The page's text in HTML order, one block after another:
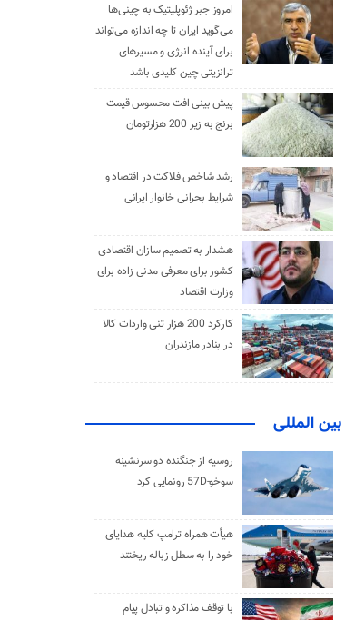
امروز جبر ژئوپلیتیک به چینی‌ها
می‌گوید ایران تا چه اندازه می‌تواند
برای آینده انرژی و مسیرهای
ترانزیتی چین کلیدی باشد
پیش بینی افت محسوس قیمت
برنج به زیر 200 هزارتومان
رشد شاخص فلاکت در اقتصاد و
شرایط بحرانی خانوار ایرانی
هشدار به تصمیم سازان اقتصادی
کشور برای معرفی مدنی زاده برای
وزارت اقتصاد
کارکرد 200 هزار تنی واردات کالا
در بنادر مازندران
بین المللی
روسیه از جنگنده دو سرنشینه
سوخو-57D رونمایی کرد
هیأت همراه ترامپ کلیه هدایای
خود را به سطل زباله ریختند
با توقف مذاکره و تبادل پیام